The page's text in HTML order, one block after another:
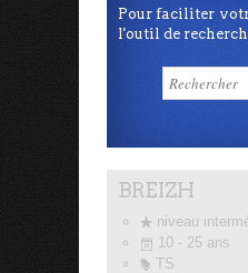
Pour faciliter
l'outil de
BREIZH
S niveau
\ 10 - 25 ans
z TS